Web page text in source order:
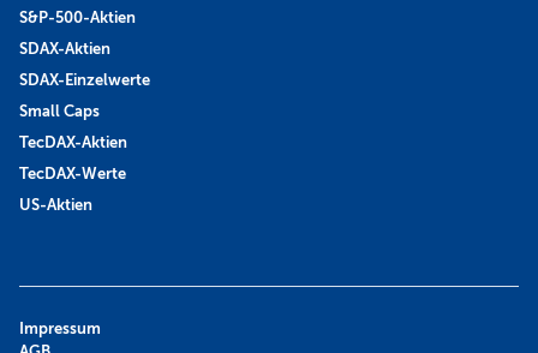
S&P-500-Aktien
SDAX-Aktien
SDAX-Einzelwerte
Small Caps
TecDAX-Aktien
TecDAX-Werte
US-Aktien
Impressum